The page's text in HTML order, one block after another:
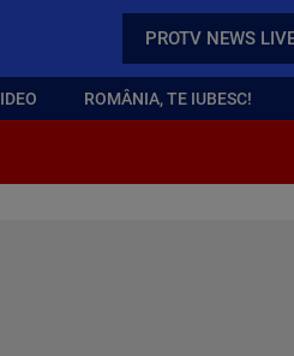
PROTV NEWS
ROMÂNIA, TE IUBESC!